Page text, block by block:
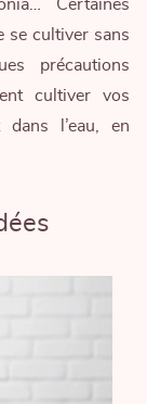
Certaines
se cultiver sans
précautions
cultiver vos
l’eau, en